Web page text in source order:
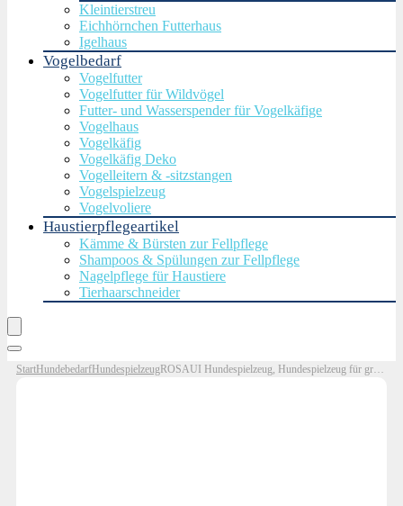
Kleintierstreu
Eichhörnchen Futterhaus
Igelhaus
Vogelbedarf
Vogelfutter
Vogelfutter für Wildvögel
Futter- und Wasserspender für Vogelkäfige
Vogelhaus
Vogelkäfig
Vogelkäfig Deko
Vogelleitern & -sitzstangen
Vogelspielzeug
Vogelvoliere
Haustierpflegeartikel
Kämme & Bürsten zur Fellpflege
Shampoos & Spülungen zur Fellpflege
Nagelpflege für Haustiere
Tierhaarschneider
StartHundebedarfHundespielzeugROSAUI Hundespielzeug, Hundespielzeug für große Welpen und kleine bis mittelgroße Hunde, Kuscheltier für Hunde, Quietschendes Hundespielzeug mit Knisterpapier, Plüschspielzeug…